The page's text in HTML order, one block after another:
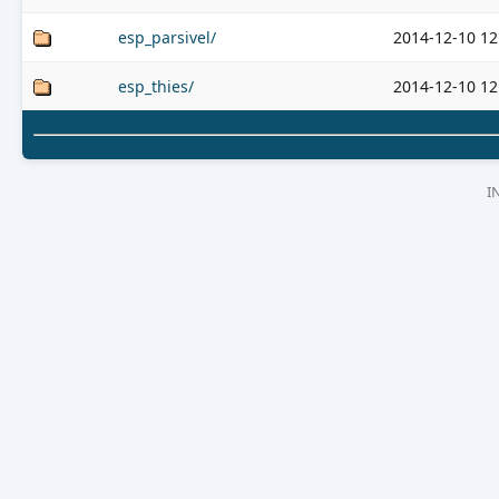
esp_parsivel/ 2014-12-10
esp_thies/ 2014-12-10